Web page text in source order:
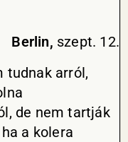
Berlin, szept. 12.
tudnak arról,
de nem tartják
a kolera